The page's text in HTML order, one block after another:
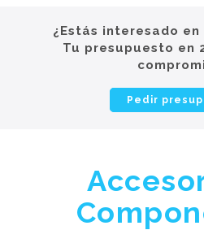
¿Estás interesado
Tu presupuesto en
Pedir